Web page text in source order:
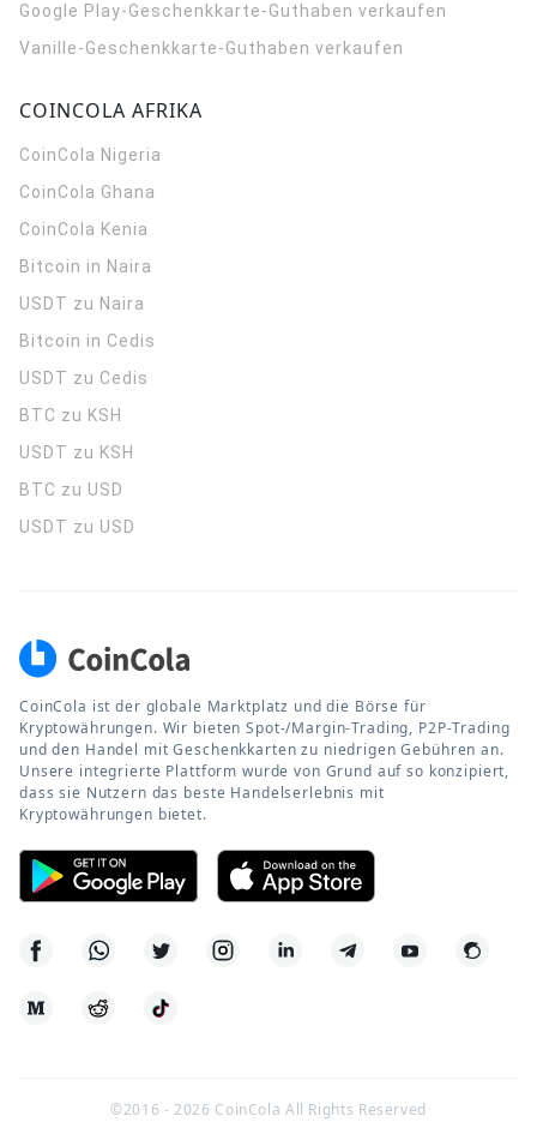
Google Play-Geschenkkarte-Guthaben verkaufen
Vanille-Geschenkkarte-Guthaben verkaufen
COINCOLA AFRIKA
CoinCola Nigeria
CoinCola Ghana
CoinCola Kenia
Bitcoin in Naira
USDT zu Naira
Bitcoin in Cedis
USDT zu Cedis
BTC zu KSH
USDT zu KSH
BTC zu USD
USDT zu USD
CoinCola ist der globale Marktplatz und die Börse für
Kryptowährungen. Wir bieten Spot-/Margin-Trading, P2P-Trading
und den Handel mit Geschenkkarten zu niedrigen Gebühren an.
Unsere integrierte Plattform wurde von Grund auf so konzipiert,
dass sie Nutzern das beste Handelserlebnis mit
Kryptowährungen bietet.
©2016 -2026 CoinCola All Rights Reserved